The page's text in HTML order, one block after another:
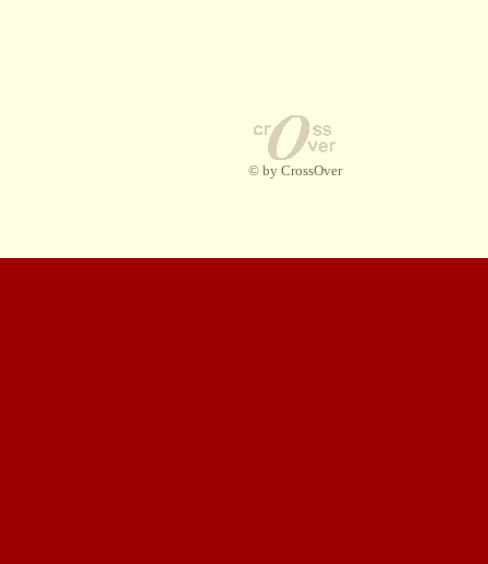
© by CrossOver